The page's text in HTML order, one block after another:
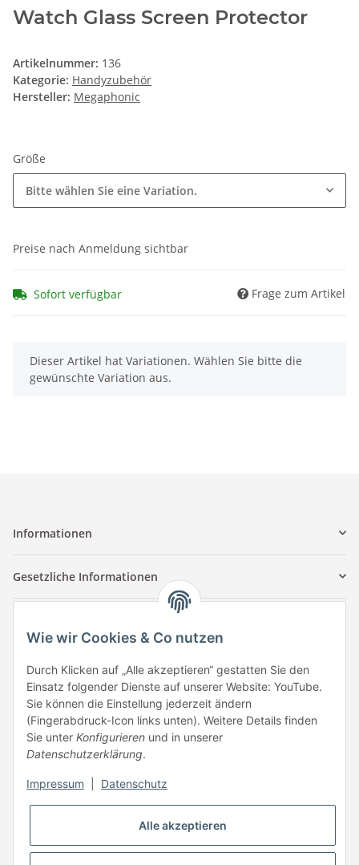
Watch Glass Screen Protector
Artikelnummer: 136
Kategorie: Handyzubehör
Hersteller: Megaphonic
Größe
Bitte wählen Sie eine Variation.
Preise nach Anmeldung sichtbar
Sofort verfügbar Frage zum Artikel
x
Dieser Artikel hat Variationen. Wählen Sie bitte die
gewünschte Variation aus.
Informationen
Gesetzliche Informationen
Tuccar GmbH
Raum A-123
Anton-Kux-Str.2
41460 Neuss
E-Mail: info @ megaphonic.de
Kundenservice
Mo - Fr 10:00 - 18:00
Mail: info @ megaphonic.de
Wie wir Cookies & Co nutzen
Durch Klicken auf „Alle akzeptieren“ gestatten Sie den
Einsatz folgender Dienste auf unserer Website: YouTube.
Sie können die Einstellung jederzeit ändern
(Fingerabdruck-Icon links unten). Weitere Details finden
Sie unter Konfigurieren und in unserer
Datenschutzerklärung.
Impressum Datenschutz
Alle akzeptieren